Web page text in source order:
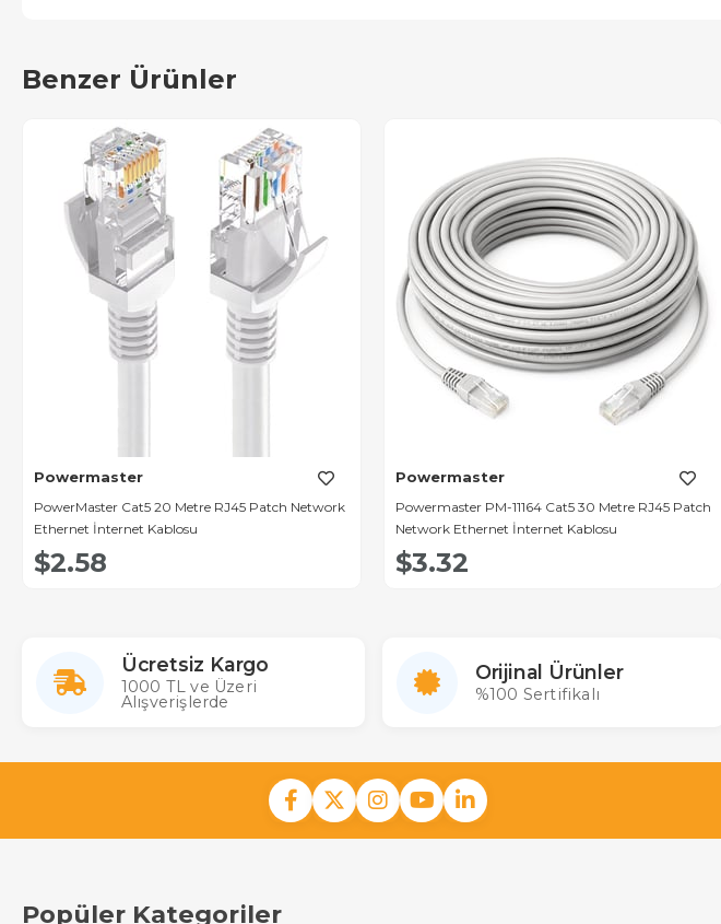
Benzer Ürünler
Powermaster
PowerMaster Cat5 20 Metre RJ45 Patch Network
Ethernet İnternet Kablosu
$2.58
Powermaster
Powermaster PM-11164 Cat5 30 Metre RJ45 Patch
Network Ethernet İnternet Kablosu
$3.32
Ücretsiz Kargo
1000 TL ve Üzeri
Alışverişlerde
Orijinal Ürünler
%100 Sertifikalı
Popüler Kategoriler